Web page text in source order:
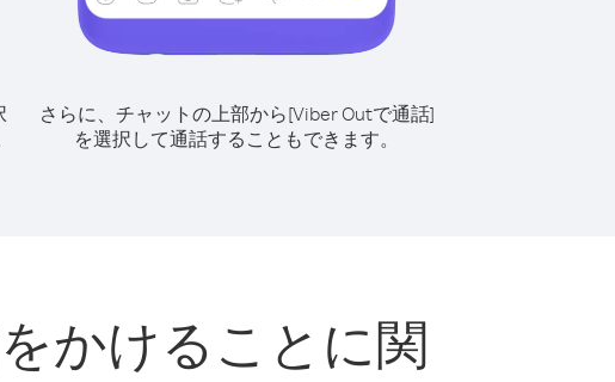
さらに、チャットの上部から[Viber Outで通話]
を選択して通話することもできます。
かけることに関